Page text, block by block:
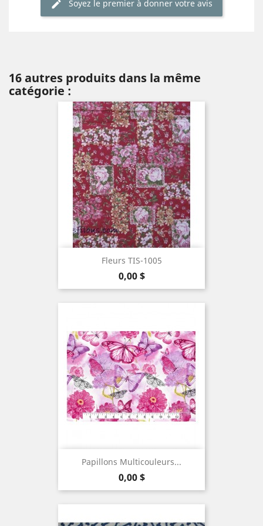
Soyez le premier à donner votre avis
16 autres produits dans la même
catégorie :
Fleurs TIS-1005
Prix
0,00 $
Papillons Multicouleurs...
Prix
0,00 $